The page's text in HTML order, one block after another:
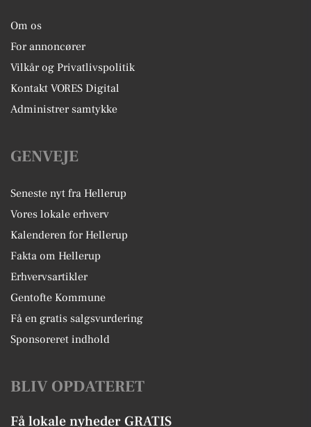
Om os
For annoncører
Vilkår og Privatlivspolitik
Kontakt VORES Digital
Administrer samtykke
GENVEJE
Seneste nyt fra Hellerup
Vores lokale erhverv
Kalenderen for Hellerup
Fakta om Hellerup
Erhvervsartikler
Gentofte Kommune
Få en gratis salgsvurdering
Sponsoreret indhold
BLIV OPDATERET
Få lokale nyheder GRATIS